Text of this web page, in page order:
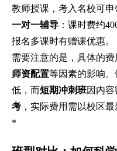
教师授课，考入名校可申
一对一辅导 ：课时费约
报名多课时有赠课优惠。
需要注意的是，具体的费
师资配置等因素的影响。
低，而短期冲刺班因内容
考 ，实际费用需以校区最
*